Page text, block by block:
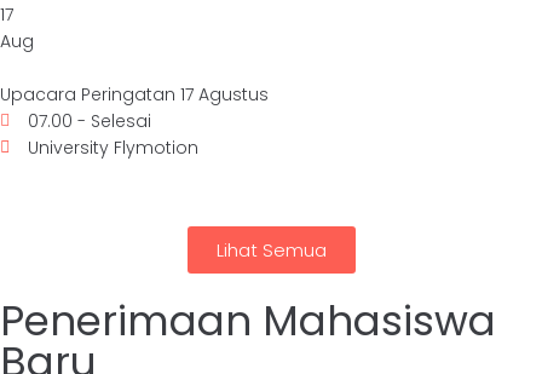
17
Aug
Upacara Peringatan 17 Agustus
07.00 - Selesai
University Flymotion
Lihat Semua
Penerimaan Mahasiswa
Baru